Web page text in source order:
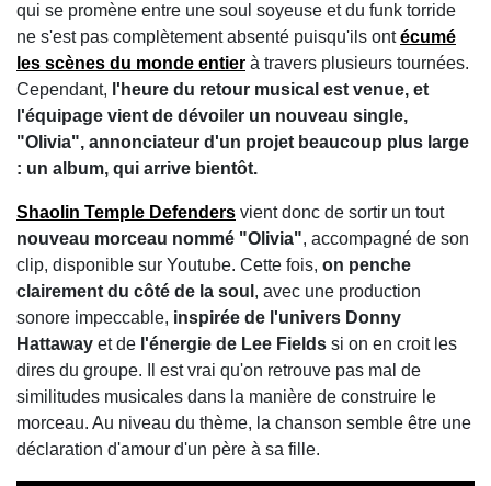
qui se promène entre une soul soyeuse et du funk torride
ne s'est pas complètement absenté puisqu'ils ontécumé
les scènes du monde entier à travers plusieurs tournées.
Cependant, l'heure du retour musical est venue, et
l'équipage vient de dévoiler un nouveau single,
"Olivia", annonciateur d'un projet beaucoup plus large
: un album, qui arrive bientôt.
Shaolin Temple Defenders vient donc de sortir un tout
nouveau morceau nommé "Olivia", accompagné de son
clip, disponible sur Youtube. Cette fois, on penche
clairement du côté de la soul , avec une production
sonore impeccable, inspirée de l'univers Donny
Hattaway et de l'énergie de Lee Fields si on en croit les
dires du groupe. Il est vrai qu'on retrouve pas mal de
similitudes musicales dans la manière de construire le
morceau. Au niveau du thème, la chanson semble être une
déclaration d'amour d'un père à sa fille.